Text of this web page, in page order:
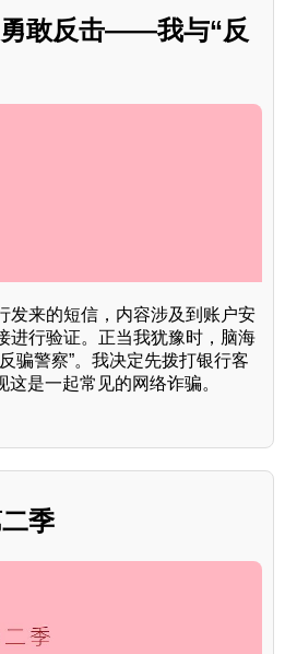
敢反击——我与“反
发来的短信，内容涉及到账户安
进行验证。正当我犹豫时，脑海
骗警察”。我决定先拨打银行客
是一起常见的网络诈骗。
季